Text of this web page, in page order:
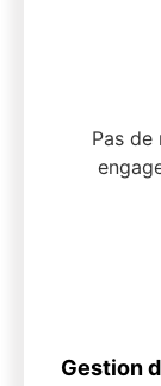
Pas de
Gestion